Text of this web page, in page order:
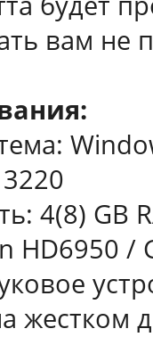
вам не
4(8) GB
HD6950 /
жестком